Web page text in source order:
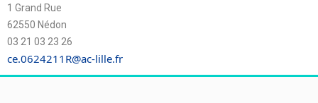
1 Grand Rue
62550 Nédon
03 21 03 23 26
ce.0624211R@ac-lille.fr